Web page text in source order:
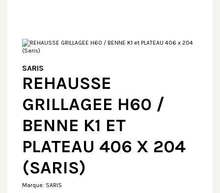
SARIS
REHAUSSE
GRILLAGEE H60 /
BENNE K1 ET
PLATEAU 406 X 204
(SARIS)
Marque: SARIS